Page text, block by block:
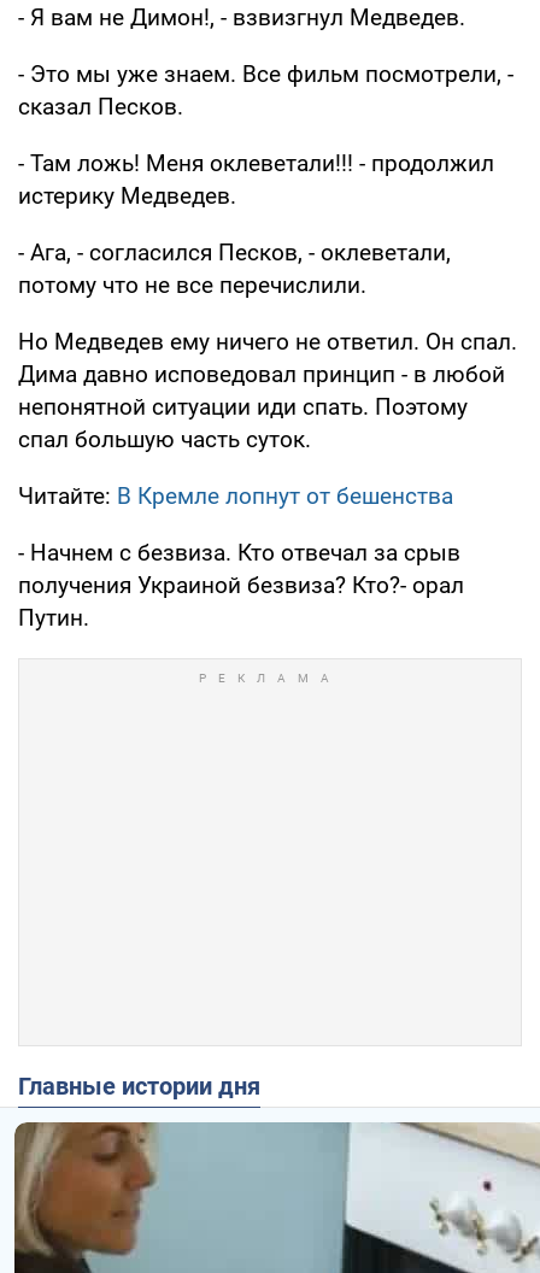
- Я вам не Димон!, - взвизгнул Медведев.
- Это мы уже знаем. Все фильм посмотрели, -
сказал Песков.
- Там ложь! Меня оклеветали!!! - продолжил
истерику Медведев.
- Ага, - согласился Песков, - оклеветали,
потому что не все перечислили.
Но Медведев ему ничего не ответил. Он спал.
Дима давно исповедовал принцип - в любой
непонятной ситуации иди спать. Поэтому
спал большую часть суток.
Читайте: В Кремле лопнут от бешенства
- Начнем с безвиза. Кто отвечал за срыв
получения Украиной безвиза? Кто?- орал
Путин.
Главные истории дня